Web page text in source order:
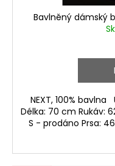
Bavlněný dámský
NEXT, 100% bavlna
Délka: 70 cm Rukáv:
S - prodáno Prsa: